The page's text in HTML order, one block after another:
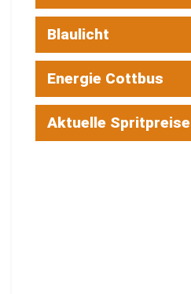
Blaulicht
Energie Cottbus
Aktuelle Spritpreise